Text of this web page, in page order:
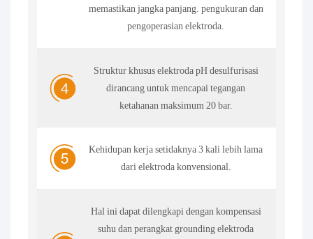
memastikan jangka panjang. pengukuran dan
pengoperasian elektroda.
Struktur khusus elektroda pH desulfurisasi
dirancang untuk mencapai tegangan
ketahanan maksimum 20 bar.
Kehidupan kerja setidaknya 3 kali lebih lama
dari elektroda konvensional.
Hal ini dapat dilengkapi dengan kompensasi
suhu dan perangkat grounding elektroda